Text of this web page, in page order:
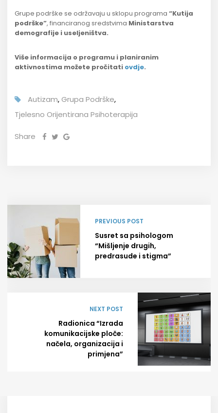
Grupe podrške se održavaju u sklopu programa “Kutija
podrške”, financiranog sredstvima Ministarstva
demografije i useljeništva.
Više informacija o programu i planiranim
aktivnostima možete pročitati ovdje.
Autizam, Grupa Podrške,
Tjelesno Orijentirana Psihoterapija
Share
PREVIOUS POST
Susret sa psihologom
“Mišljenje drugih,
predrasude i stigma”
NEXT POST
Radionica “Izrada
komunikacijske ploče:
načela, organizacija i
primjena”